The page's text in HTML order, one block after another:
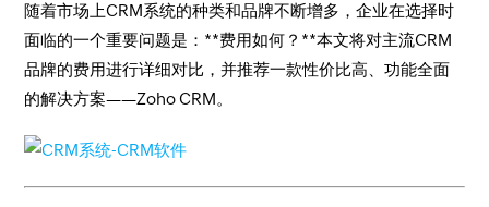
随着市场上CRM系统的种类和品牌不断增多，企业在选择时
面临的一个重要问题是：**费用如何？**本文将对主流CRM
品牌的费用进行详细对比，并推荐一款性价比高、功能全面
的解决方案——Zoho CRM。